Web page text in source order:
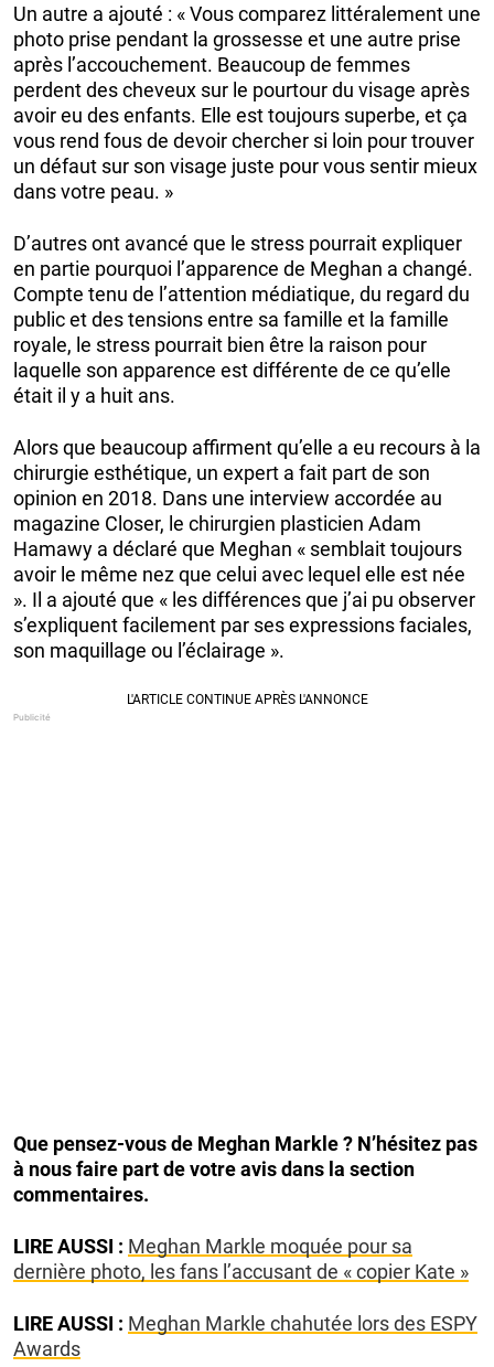
Un autre a ajouté : « Vous comparez littéralement une
photo prise pendant la grossesse et une autre prise
après l’accouchement. Beaucoup de femmes
perdent des cheveux sur le pourtour du visage après
avoir eu des enfants. Elle est toujours superbe, et ça
vous rend fous de devoir chercher si loin pour trouver
un défaut sur son visage juste pour vous sentir mieux
dans votre peau. »
D’autres ont avancé que le stress pourrait expliquer
en partie pourquoi l’apparence de Meghan a changé.
Compte tenu de l’attention médiatique, du regard du
public et des tensions entre sa famille et la famille
royale, le stress pourrait bien être la raison pour
laquelle son apparence est différente de ce qu’elle
était il y a huit ans.
Alors que beaucoup affirment qu’elle a eu recours à la
chirurgie esthétique, un expert a fait part de son
opinion en 2018. Dans une interview accordée au
magazine Closer, le chirurgien plasticien Adam
Hamawy a déclaré que Meghan « semblait toujours
avoir le même nez que celui avec lequel elle est née
». Il a ajouté que « les différences que j’ai pu observer
s’expliquent facilement par ses expressions faciales,
son maquillage ou l’éclairage ».
Que pensez-vous de Meghan Markle ? N’hésitez pas
à nous faire part de votre avis dans la section
commentaires.
LIRE AUSSI : Meghan Markle moquée pour sa
dernière photo, les fans l’accusant de « copier Kate »
LIRE AUSSI : Meghan Markle chahutée lors des ESPY
Awards